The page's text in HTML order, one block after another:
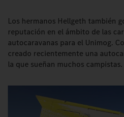
Los hermanos Hellgeth también
reputación en el ámbito de las
autocaravanas para el Unimog.
creado recientemente una
la que sueñan muchos campistas.